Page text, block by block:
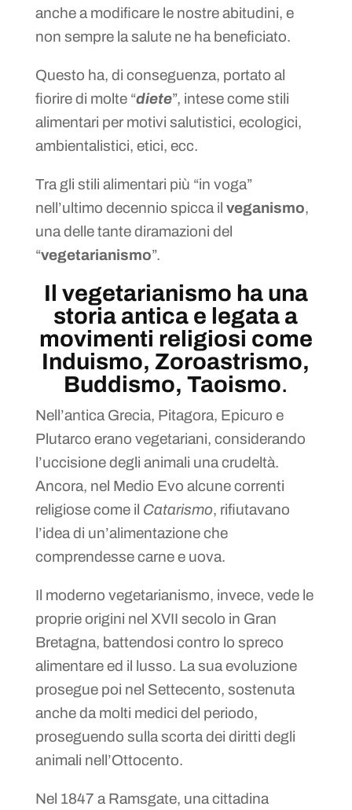
anche a modificare le nostre abitudini, e
non sempre la salute ne ha beneficiato.
Questo ha, di conseguenza, portato al
fiorire di molte “diete”, intese come stili
alimentari per motivi salutistici, ecologici,
ambientalistici, etici, ecc.
Tra gli stili alimentari più “in voga”
nell’ultimo decennio spicca il veganismo,
una delle tante diramazioni del
“vegetarianismo”.
Il vegetarianismo ha una
storia antica e legata a
movimenti religiosi come
Induismo, Zoroastrismo,
Buddismo, Taoismo.
Nell’antica Grecia, Pitagora, Epicuro e
Plutarco erano vegetariani, considerando
l’uccisione degli animali una crudeltà.
Ancora, nel Medio Evo alcune correnti
religiose come il Catarismo, rifiutavano
l’idea di un’alimentazione che
comprendesse carne e uova.
Il moderno vegetarianismo, invece, vede le
proprie origini nel XVII secolo in Gran
Bretagna, battendosi contro lo spreco
alimentare ed il lusso. La sua evoluzione
prosegue poi nel Settecento, sostenuta
anche da molti medici del periodo,
proseguendo sulla scorta dei diritti degli
animali nell’Ottocento.
Nel 1847 a Ramsgate, una cittadina